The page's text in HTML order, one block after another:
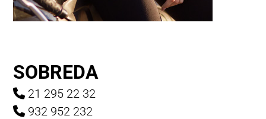
SOBREDA
21 295 22 32
932 952 232